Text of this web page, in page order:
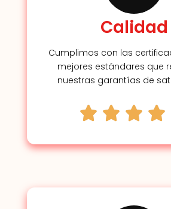
Calidad
Cumplimos con las
mejores estándares que
nuestras garantías de
   